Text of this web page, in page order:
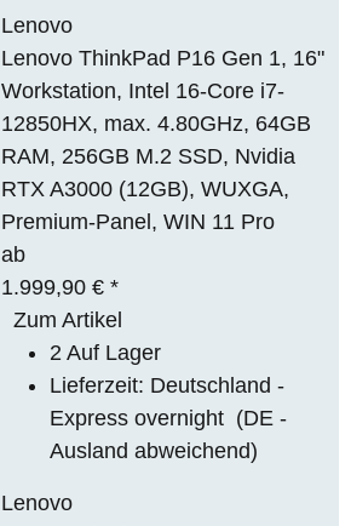
Lenovo
Lenovo ThinkPad P16 Gen 1, 16"
Workstation, Intel 16-Core i7-
12850HX, max. 4.80GHz, 64GB
RAM, 256GB M.2 SSD, Nvidia
RTX A3000 (12GB), WUXGA,
Premium-Panel, WIN 11 Pro
ab
1.999,90 €*
Zum Artikel
2 Auf Lager
Lieferzeit: Deutschland -
Express overnight (DE -
Ausland abweichend)
Lenovo